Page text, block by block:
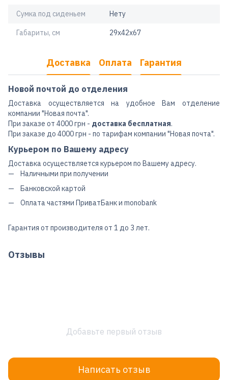
Сумка под сиденьем Нету
Габариты, см 29х42х67
Доставка Оплата Гарантия
Новой почтой до отделения
Доставка осуществляется на удобное Вам отделение
компании "Новая почта".
При заказе от 4000 грн - доставка бесплатная.
При заказе до 4000 грн - по тарифам компании "Новая почта".
Курьером по Вашему адресу
Доставка осуществляется курьером по Вашему адресу.
Наличными при получении
Банковской картой
Оплата частями ПриватБанк и monobank
Гарантия от производителя от 1 до 3 лет.
Отзывы
Добавьте первый отзыв
Написать отзыв